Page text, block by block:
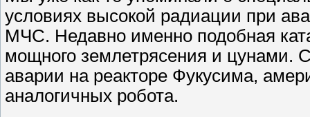
условиях высокой радиации при
МЧС. Недавно именно подобная
мощного землетрясения и цунами.
аварии на реакторе Фукусима,
аналогичных робота.